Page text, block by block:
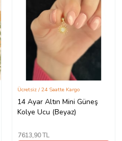
14 Ayar Altın Mini Güneş
Kolye Ucu (Beyaz)
Ücretsiz / 24 Saatte Kargo
7613,90 TL